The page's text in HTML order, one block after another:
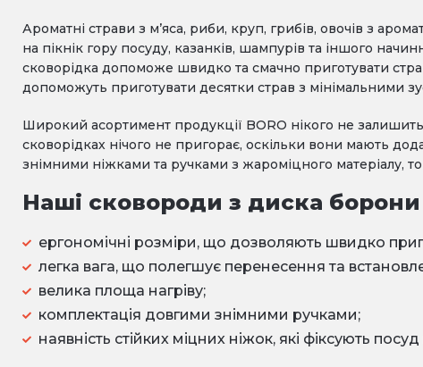
Ароматні страви з м’яса, риби, круп, грибів, овочів з
на пікнік гору посуду, казанків, шампурів та іншого
сковорідка допоможе швидко та смачно приготувати
допоможуть приготувати десятки страв з мінімальними
Широкий асортимент продукції BORO нікого не
сковорідках нічого не пригорає, оскільки вони мають
знімними ніжками та ручками з жароміцного матеріалу,
Наші сковороди з диска
ергономічні розміри, що дозволяють швидко
легка вага, що полегшує перенесення та
велика площа нагріву;
комплектація довгими знімними ручками;
наявність стійких міцних ніжок, які фіксують посуд